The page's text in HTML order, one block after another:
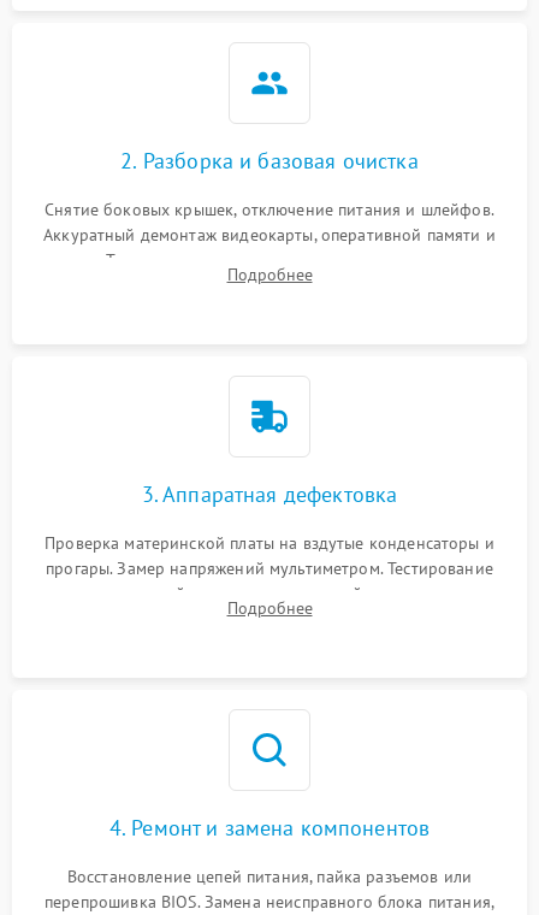
2. Разборка и базовая очистка
Снятие боковых крышек, отключение питания и шлейфов.
Аккуратный демонтаж видеокарты, оперативной памяти и
кулеров. Тщательная очистка корпуса и радиаторов от пыли
с помощью сжатого воздуха для предотвращения
Подробнее
3. Аппаратная дефектовка
Проверка материнской платы на вздутые конденсаторы и
прогары. Замер напряжений мультиметром. Тестирование
оперативной памяти и накопителей с помощью
диагностического ПО для выявления сбойных секторов и
Подробнее
4. Ремонт и замена компонентов
Восстановление цепей питания, пайка разъемов или
перепрошивка BIOS. Замена неисправного блока питания,